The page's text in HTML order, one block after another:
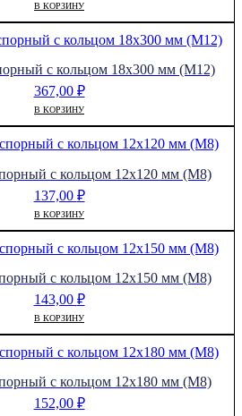
В КОРЗИНУ
с кольцом 18х300 мм (М12)
367,00 ₽
В КОРЗИНУ
с кольцом 12х120 мм (М8)
137,00 ₽
В КОРЗИНУ
с кольцом 12х150 мм (М8)
143,00 ₽
В КОРЗИНУ
с кольцом 12х180 мм (М8)
152,00 ₽